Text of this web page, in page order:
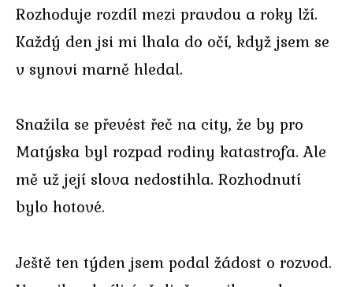
Rozhoduje rozdíl mezi pravdou a roky lží.
Každý den jsi mi lhala do očí, když jsem se
v synovi marně hledal.
Snažila se převést řeč na city, že by pro
Matýska byl rozpad rodiny katastrofa. Ale
mě už její slova nedostihla. Rozhodnutí
bylo hotové.
Ještě ten týden jsem podal žádost o rozvod.